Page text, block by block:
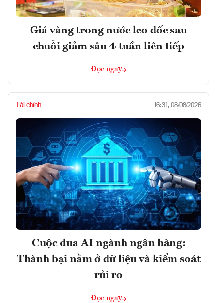
Giá vàng trong nước leo dốc sau
chuỗi giảm sâu 4 tuần liên tiếp
Đọc ngay
Tài chính 16:31, 08/08/2026
Cuộc đua AI ngành ngân hàng:
Thành bại nằm ở dữ liệu và kiểm soát
rủi ro
Đọc ngay